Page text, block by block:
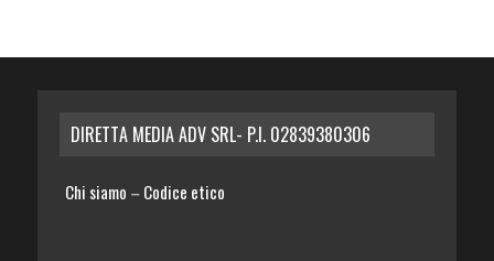
DIRETTA MEDIA ADV SRL- P.I. 02839380306
Chi siamo – Codice etico